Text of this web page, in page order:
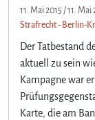
11. Mai 2015 /11. Mai
Strafrecht - Berlin-
Der Tatbestand
aktuell zu sein
Kampagne war
Karte, die am